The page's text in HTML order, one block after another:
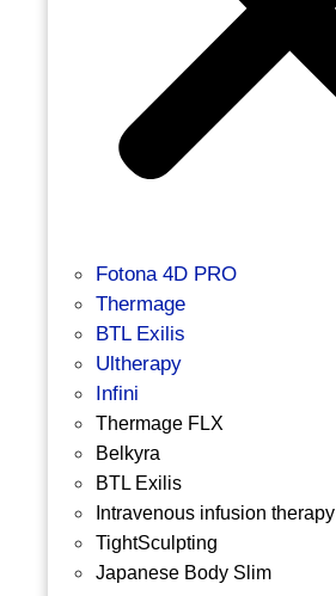
Fotona 4D PRO
Thermage
BTL Exilis
Ultherapy
Infini
Thermage FLX
Belkyra
BTL Exilis
Intravenous infusion therapy
TightSculpting
Japanese Body Slim